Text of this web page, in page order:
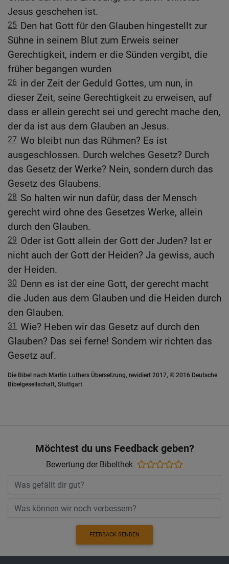
Jesus geschehen ist.
25 Den hat Gott für den Glauben hingestellt zur
Sühne in seinem Blut zum Erweis seiner
Gerechtigkeit, indem er die Sünden vergibt, die
früher begangen wurden
26 in der Zeit der Geduld Gottes, um nun, in
dieser Zeit, seine Gerechtigkeit zu erweisen, auf
dass er allein gerecht sei und gerecht mache den,
der da ist aus dem Glauben an Jesus.
27 Wo bleibt nun das Rühmen? Es ist
ausgeschlossen. Durch welches Gesetz? Durch
das Gesetz der Werke? Nein, sondern durch das
Gesetz des Glaubens.
28 So halten wir nun dafür, dass der Mensch
gerecht wird ohne des Gesetzes Werke, allein
durch den Glauben.
29 Oder ist Gott allein der Gott der Juden? Ist er
nicht auch der Gott der Heiden? Ja gewiss, auch
der Heiden.
30 Denn es ist der eine Gott, der gerecht macht
die Juden aus dem Glauben und die Heiden durch
den Glauben.
31 Wie? Heben wir das Gesetz auf durch den
Glauben? Das sei ferne! Sondern wir richten das
Gesetz auf.
Die Bibel nach Martin Luthers Übersetzung, revidiert 2017, © 2016 Deutsche
Bibelgesellschaft, Stuttgart
Möchtest du uns Feedback geben?
Bewertung der Bibelthek
FEEDBACK SENDEN